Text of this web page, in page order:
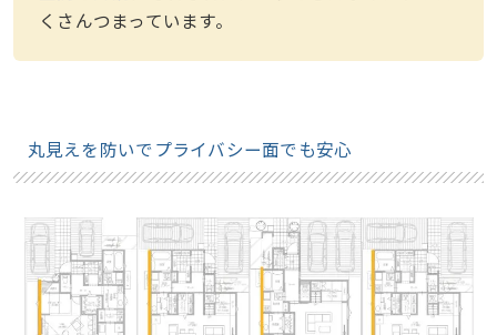
くさんつまっています。
丸見えを防いでプライバシー面でも安心